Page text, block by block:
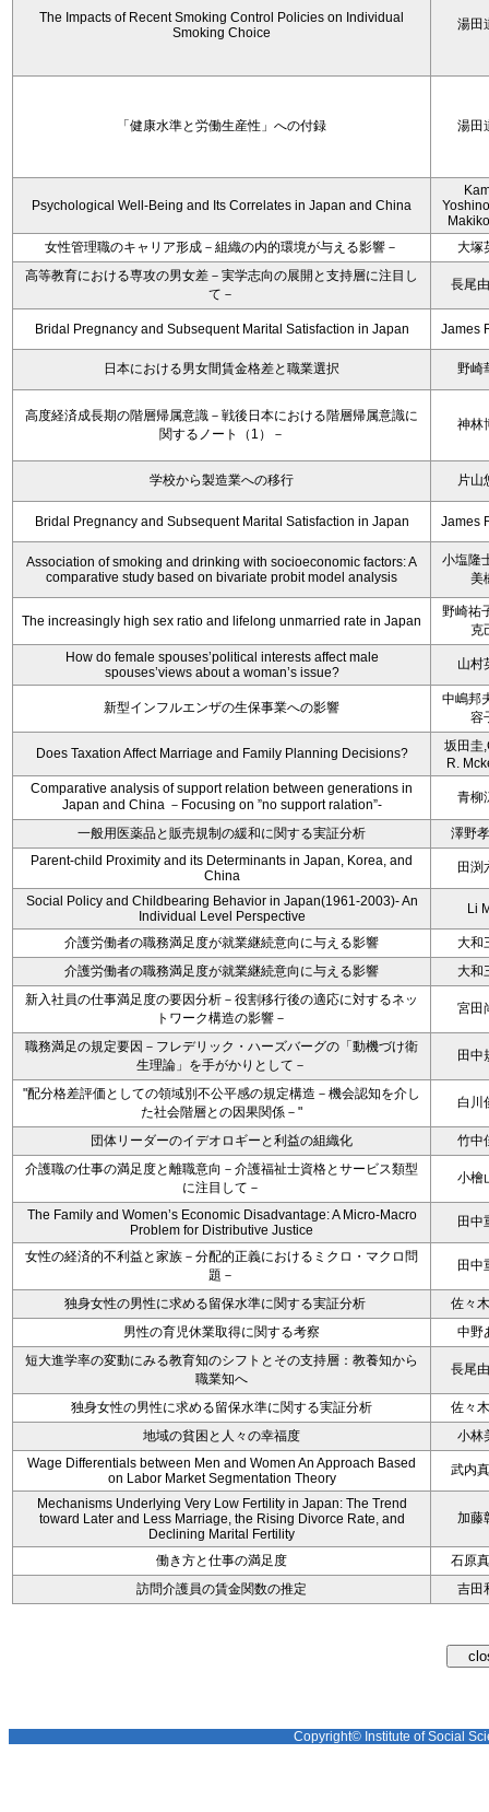
The Impacts of Recent Smoking Control Policies on Individual
Smoking Choice
湯田
「健康水準と労働生産性」への付録 湯田
Psychological Well-Being and Its Correlates in Japan and China
女性管理職のキャリア形成－組織の内的環境が与える影響－
大塚
高等教育における専攻の男女差－実学志向の展開と支持層に注目し
て－
長尾
Bridal Pregnancy and Subsequent Marital Satisfaction in Japan James
日本における男女間賃金格差と職業選択 野崎
高度経済成長期の階層帰属意識－戦後日本における階層帰属意識に
関するノート（1）－
神林
学校から製造業への移行 片山
Bridal Pregnancy and Subsequent Marital Satisfaction in Japan James
Association of smoking and drinking with socioeconomic factors: A
comparative study based on bivariate probit model analysis
小塩隆
美
The increasingly high sex ratio and lifelong unmarried rate in Japan
野崎祐
克
How do female spouses’political interests affect male
spouses’views about a woman’s issue?
山村
新型インフルエンザの生保事業への影響
中嶋邦
容
Does Taxation Affect Marriage and Family Planning Decisions?
坂田圭
R.
Comparative analysis of support relation between generations in
Japan and China －Focusing on ”no support ralation”-
青柳
一般用医薬品と販売規制の緩和に関する実証分析
澤野
Parent-child Proximity and its Determinants in Japan, Korea, and
China
田渕
Social Policy and Childbearing Behavior in Japan(1961-2003)- An
Individual Level Perspective
Li
介護労働者の職務満足度が就業継続意向に与える影響
大和
介護労働者の職務満足度が就業継続意向に与える影響
大和
新入社員の仕事満足度の要因分析－役割移行後の適応に対するネッ
トワーク構造の影響－
宮田
職務満足の規定要因－フレデリック・ハーズバーグの「動機づけ衛
生理論」を手がかりとして－
田中
"配分格差評価としての領域別不公平感の規定構造－機会認知を介し
た社会階層との因果関係－"
白川
団体リーダーのイデオロギーと利益の組織化
竹中
介護職の仕事の満足度と離職意向－介護福祉士資格とサービス類型
に注目して－
小檜
The Family and Women’s Economic Disadvantage: A Micro-Macro
Problem for Distributive Justice
田中
女性の経済的不利益と家族－分配的正義におけるミクロ・マクロ問
題－
田中
独身女性の男性に求める留保水準に関する実証分析
佐々
男性の育児休業取得に関する考察
中野
短大進学率の変動にみる教育知のシフトとその支持層：教養知から
職業知へ
長尾
独身女性の男性に求める留保水準に関する実証分析
佐々
地域の貧困と人々の幸福度
小林
Wage Differentials between Men and Women An Approach Based
on Labor Market Segmentation Theory
武内
Mechanisms Underlying Very Low Fertility in Japan: The Trend
toward Later and Less Marriage, the Rising Divorce Rate, and
Declining Marital Fertility
加藤
働き方と仕事の満足度
石原
訪問介護員の賃金関数の推定
吉田
Copyright© Institute of Social